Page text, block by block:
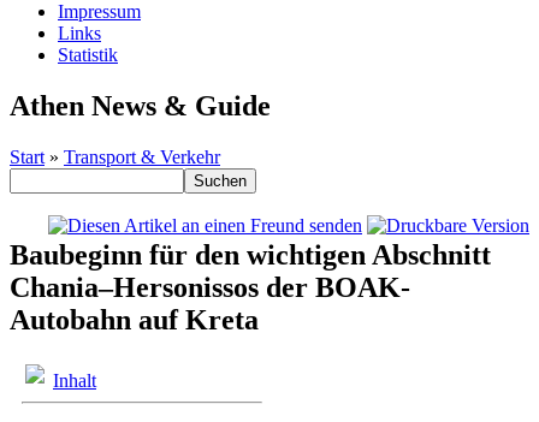
Impressum
Links
Statistik
Athen News & Guide
Start » Transport & Verkehr
Baubeginn für den wichtigen Abschnitt
Chania–Hersonissos der BOAK-
Autobahn auf Kreta
Inhalt